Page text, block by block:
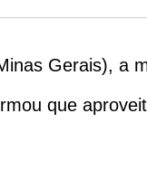
Gerais), a
que